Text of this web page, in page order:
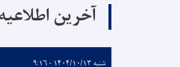
آخرین
شنبه ۱۴۰۴/۱۰/۱۳ - ۹:۱۶